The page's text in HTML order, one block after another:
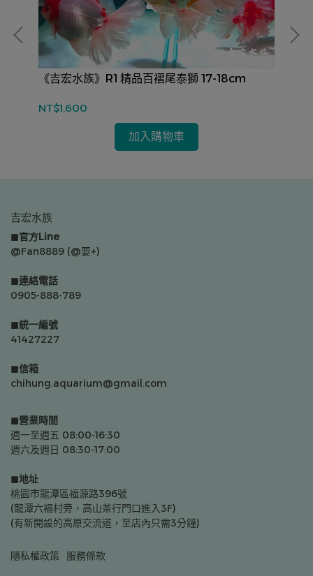
《吉宏水族》R1 精品百褶尾泰獅 17-18cm
NT$1,600
加入購物車
吉宏水族
◼官方Line
@Fan8889 (@要+)
◼連絡電話
0905-888-789
◼統一編號
41427227
◼信箱
chihung.aquarium@gmail.com
◼營業時間
週一至週五 08:00-16:30
週六及週日 08:30-17:00
◼地址
桃園市龍潭區福源路396號
(龍潭六福村旁，高山茶行門口進入3F)
(有新開設的高原交流道，至店內只需3分鐘)
隱私權政策 服務條款